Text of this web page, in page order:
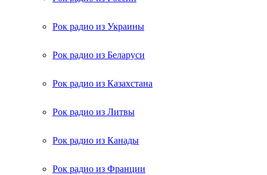
Рок радио из Украины
Рок радио из Беларуси
Рок радио из Казахстана
Рок радио из Литвы
Рок радио из Канады
Рок радио из Франции